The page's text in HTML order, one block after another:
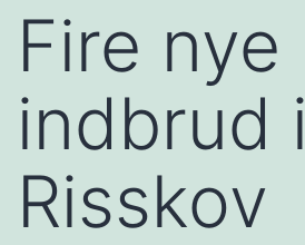
Fire nye
indbrud i
Risskov